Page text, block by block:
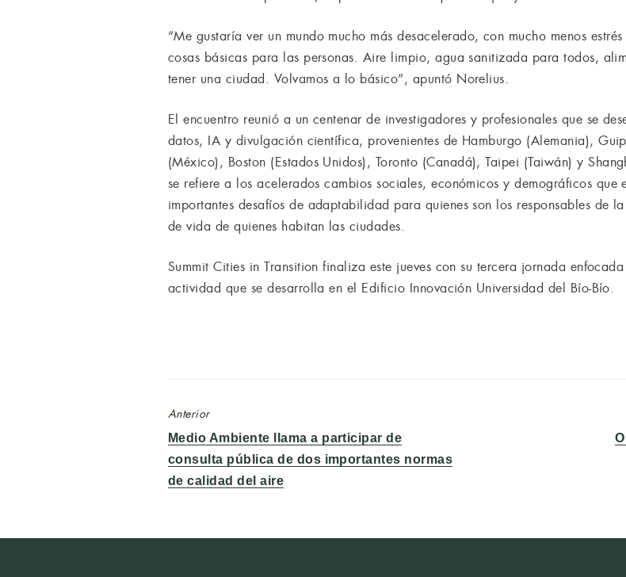
“Me gustaría ver un mundo mucho más desacelerado, con mucho menos
cosas básicas para las personas. Aire limpio, agua sanitizada para todos,
tener una ciudad. Volvamos a lo básico”, apuntó Norelius.
El encuentro reunió a un centenar de investigadores y profesionales que se
datos, IA y divulgación científica, provenientes de Hamburgo (Alemania),
(México), Boston (Estados Unidos), Toronto (Canadá), Taipei (Taiwán) y
se refiere a los acelerados cambios sociales, económicos y demográficos que
importantes desafíos de adaptabilidad para quienes son los responsables de
de vida de quienes habitan las ciudades.
Summit Cities in Transition finaliza este jueves con su tercera jornada
actividad que se desarrolla en el Edificio Innovación Universidad del Bío-Bío.
Anterior
Entrada
anterior:
Medio Ambiente llama a participar de
consulta pública de dos importantes normas
de calidad del aire